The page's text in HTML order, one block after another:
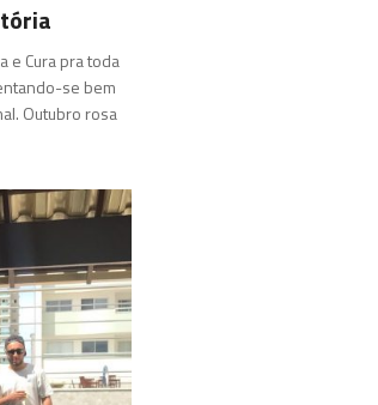
e Cura pra toda
se bem
Outubro rosa